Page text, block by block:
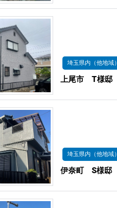
埼玉県内（他地域）
上尾市 T様邸
埼玉県内（他地域）
伊奈町 S様邸